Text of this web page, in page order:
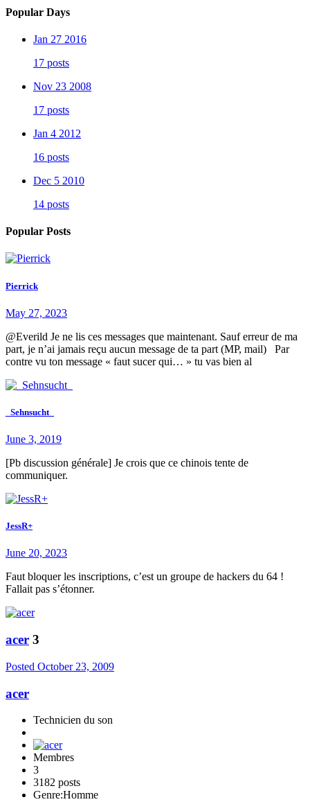
Popular Days
Jan 27 2016
17 posts
Nov 23 2008
17 posts
Jan 4 2012
16 posts
Dec 5 2010
14 posts
Popular Posts
Pierrick
May 27, 2023
@Everild Je ne lis ces messages que maintenant. Sauf erreur de ma
part, je n’ai jamais reçu aucun message de ta part (MP, mail) Par
contre vu ton message « faut sucer qui… » tu vas bien al
_Sehnsucht_
June 3, 2019
[Pb discussion générale] Je crois que ce chinois tente de
communiquer.
JessR+
June 20, 2023
Faut bloquer les inscriptions, c’est un groupe de hackers du 64 !
Fallait pas s’étonner.
acer 3
Posted October 23, 2009
acer
Technicien du son
Membres
3
3182 posts
Genre:Homme